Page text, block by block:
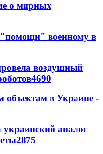
о мирных
военному в
воздушный
4690
объектам в Украине -
украинский аналог
2875